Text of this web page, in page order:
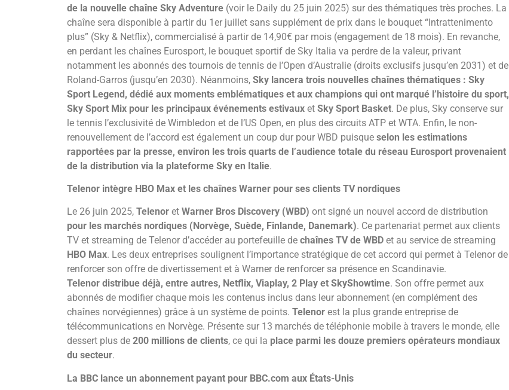
de la nouvelle chaîne Sky Adventure (voir le Daily du 25 juin 2025) sur des thématiques très proches. La
chaîne sera disponible à partir du 1er juillet sans supplément de prix dans le bouquet “Intrattenimento
plus” (Sky & Netflix), commercialisé à partir de 14,90€ par mois (engagement de 18 mois). En revanche,
en perdant les chaînes Eurosport, le bouquet sportif de Sky Italia va perdre de la valeur, privant
notamment les abonnés des tournois de tennis de l’Open d’Australie (droits exclusifs jusqu’en 2031) et de
Roland-Garros (jusqu’en 2030). Néanmoins,Sky lancera trois nouvelles chaînes thématiques : Sky
Sport Legend, dédié aux moments emblématiques et aux champions qui ont marqué l’histoire du sport,
Sky Sport Mix pour les principaux événements estivauxet Sky Sport Basket. De plus, Sky conserve sur
le tennis l’exclusivité de Wimbledon et de l’US Open, en plus des circuits ATP et WTA. Enfin, le non-
renouvellement de l’accord est également un coup dur pour WBD puisqueselon les estimations
rapportées par la presse, environ les trois quarts de l’audience totale du réseau Eurosport provenaient
de la distribution via la plateforme Sky en Italie.
Telenor intègre HBO Max et les chaînes Warner pour ses clients TV nordiques
Le 26 juin 2025,Telenor etWarner Bros Discovery (WBD) ont signé un nouvel accord de distribution
pour les marchés nordiques (Norvège, Suède, Finlande, Danemark). Ce partenariat permet aux clients
TV et streaming de Telenor d’accéder au portefeuille dechaînes TV de WBD et au service de streaming
HBO Max. Les deux entreprises soulignent l’importance stratégique de cet accord qui permet à Telenor de
renforcer son offre de divertissement et à Warner de renforcer sa présence en Scandinavie.
Telenor distribue déjà, entre autres, Netflix, Viaplay, 2 Play et SkyShowtime. Son offre permet aux
abonnés de modifier chaque mois les contenus inclus dans leur abonnement (en complément des
chaînes norvégiennes) grâce à un système de points.Telenor est la plus grande entreprise de
télécommunications en Norvège. Présente sur 13 marchés de téléphonie mobile à travers le monde, elle
dessert plus de200 millions de clients, ce qui la place parmi les douze premiers opérateurs mondiaux
du secteur.
La BBC lance un abonnement payant pour BBC.com aux États-Unis